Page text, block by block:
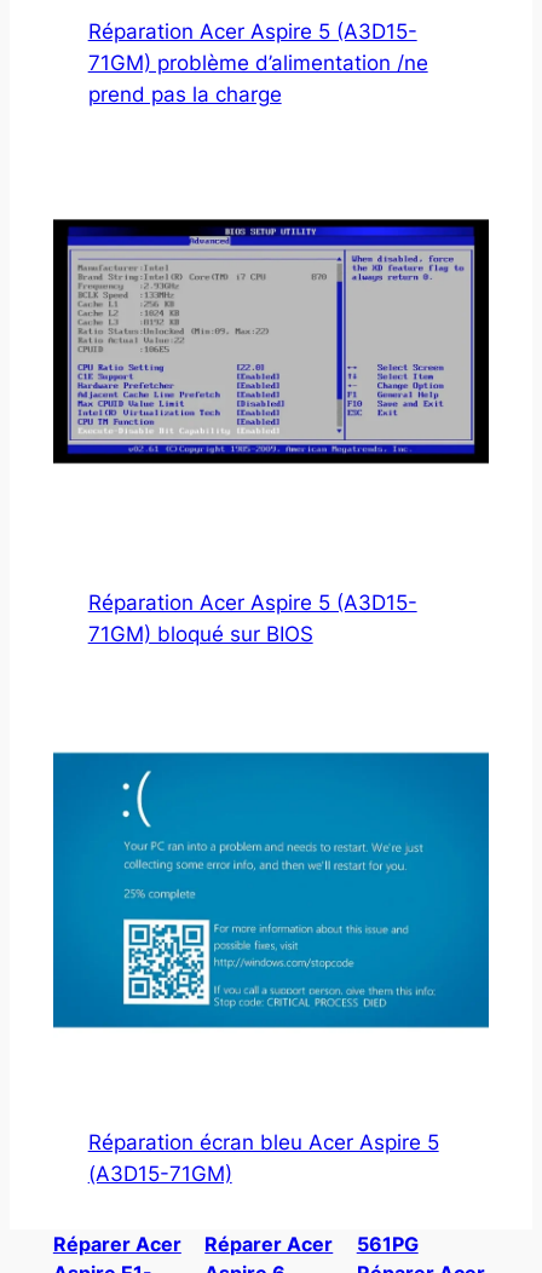
Réparation Acer Aspire 5 (A3D15-
71GM) problème d’alimentation /ne
prend pas la charge
Réparation Acer Aspire 5 (A3D15-
71GM) bloqué sur BIOS
Réparation écran bleu Acer Aspire 5
(A3D15-71GM)
Réparer Acer
Réparer Acer
561PG